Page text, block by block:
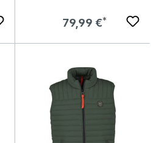
Regulärer Preis:
79,99 €